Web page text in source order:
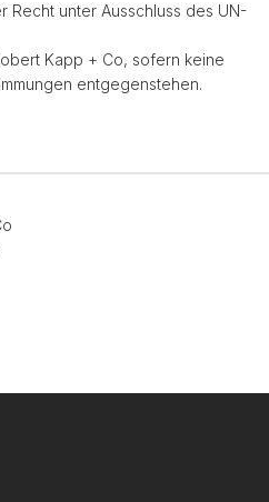
Recht unter Ausschluss des UN-
Kapp + Co, sofern keine
entgegenstehen.